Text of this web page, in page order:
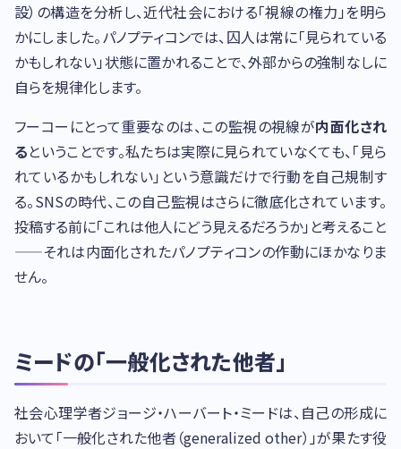
設）の構造を分析し、近代社会における「視線の権力」を明ら
かにしました。パノプティコンでは、囚人は常に「見られている
かもしれない」状態に置かれることで、外部からの強制なしに
自らを規律化します。
フーコーにとって重要なのは、この監視の視線が内面化され
るということです。私たちは実際に見られていなくても、「見ら
れているかもしれない」という意識だけで行動を自己規制す
る。SNSの時代、この自己監視はさらに徹底化されています。
投稿する前に「これは他人にどう見えるだろうか」と考えること
——それは内面化されたパノプティコンの作動にほかなりま
せん。
ミードの「一般化された他者」
社会心理学者ジョージ・ハーバート・ミードは、自己の形成に
おいて「一般化された他者（generalized other）」が果たす役